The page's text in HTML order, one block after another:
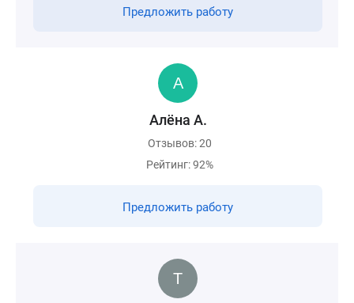
Предложить работу
Алёна А.
Отзывов: 20
Рейтинг: 92%
Предложить работу